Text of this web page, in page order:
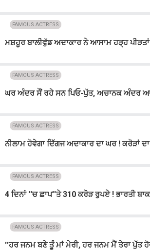
FAMOUS ACTRESS
ਮਸ਼ਹੂਰ ਬਾਲੀਵੁੱਡ ਅਦਾਕਾਰ ਨੇ ਆਸਾਮ ਹੜ੍ਹ
FAMOUS ACTRESS
ਘਰ ਅੰਦਰ ਸੌਂ ਰਹੇ ਸਨ ਪਿਓ-ਪੁੱਤ, ਅਚਾਨਕ ਅੰਦਰ ਆ
FAMOUS ACTRESS
ਨੀਲਾਮ ਹੋਵੇਗਾ ਦਿੱਗਜ ਅਦਾਕਾਰ ਦਾ ਘਰ ! ਕਰੋੜਾਂ
FAMOUS ACTRESS
4 ਦਿਨਾਂ ''ਚ ਛਾਪ''ਤੇ 310 ਕਰੋੜ ਰੁਪਏ ! ਭਾਰਤੀ
FAMOUS ACTRESS
''ਹਰ ਜਨਮ ਬਣੇ ਤੂੰ ਮਾਂ ਮੇਰੀ, ਹਰ ਜਨਮ ਮੈਂ ਤੇਰਾ ਪੁੱਤ